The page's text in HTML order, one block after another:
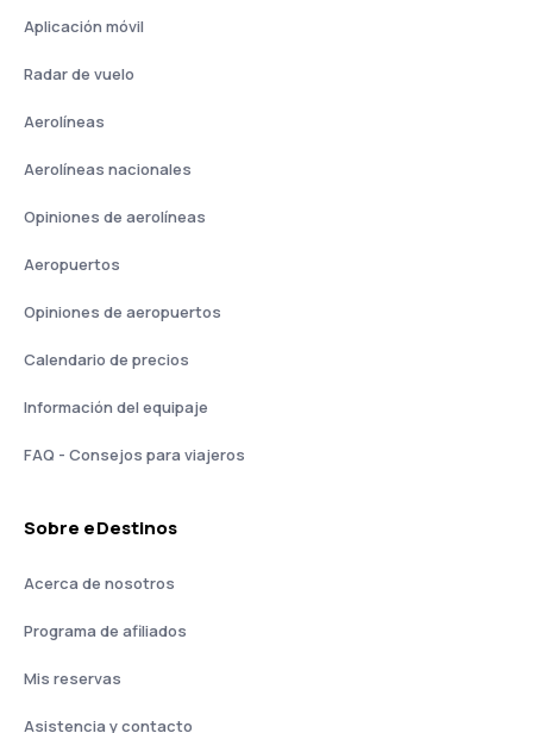
Aplicación móvil
Radar de vuelo
Aerolíneas
Aerolíneas nacionales
Opiniones de aerolíneas
Aeropuertos
Opiniones de aeropuertos
Calendario de precios
Información del equipaje
FAQ - Consejos para viajeros
Sobre eDestinos
Acerca de nosotros
Programa de afiliados
Mis reservas
Asistencia y contacto